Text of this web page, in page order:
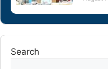
Search